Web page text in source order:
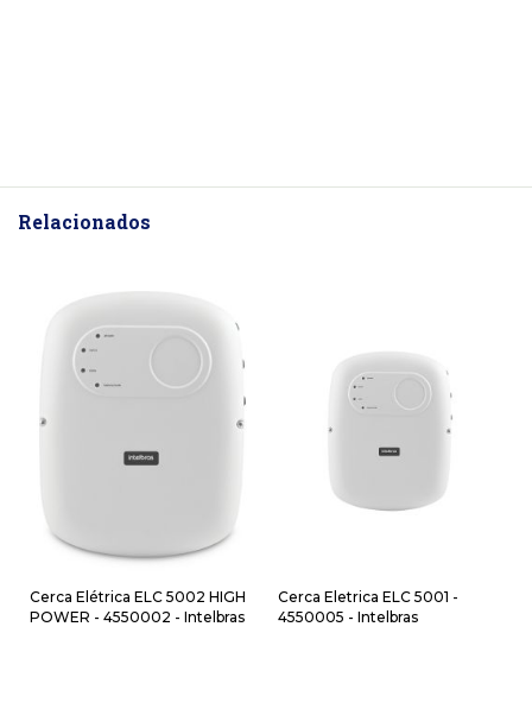
Relacionados
Cerca Elétrica ELC 5002 HIGH
POWER - 4550002 - Intelbras
Cerca Eletrica ELC 5001 -
4550005 - Intelbras